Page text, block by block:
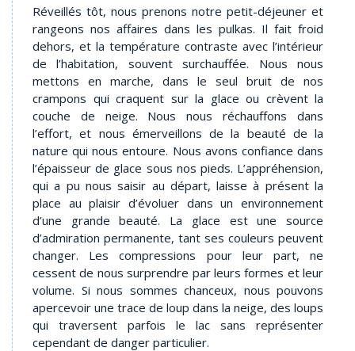
Réveillés tôt, nous prenons notre petit-déjeuner et
rangeons nos affaires dans les pulkas. Il fait froid
dehors, et la température contraste avec l’intérieur
de l’habitation, souvent surchauffée. Nous nous
mettons en marche, dans le seul bruit de nos
crampons qui craquent sur la glace ou crèvent la
couche de neige. Nous nous réchauffons dans
l’effort, et nous émerveillons de la beauté de la
nature qui nous entoure. Nous avons confiance dans
l’épaisseur de glace sous nos pieds. L’appréhension,
qui a pu nous saisir au départ, laisse à présent la
place au plaisir d’évoluer dans un environnement
d’une grande beauté. La glace est une source
d’admiration permanente, tant ses couleurs peuvent
changer. Les compressions pour leur part, ne
cessent de nous surprendre par leurs formes et leur
volume. Si nous sommes chanceux, nous pouvons
apercevoir une trace de loup dans la neige, des loups
qui traversent parfois le lac sans représenter
cependant de danger particulier.